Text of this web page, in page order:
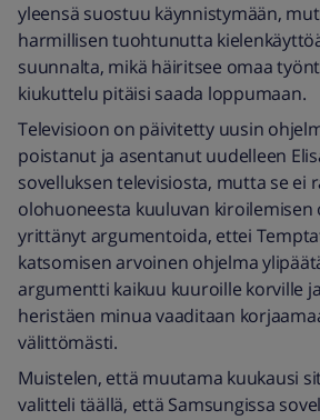
yleensä suostuu käynnistymään,
harmillisen tuohtunutta
suunnalta, mikä häiritsee omaa
kiukuttelu pitäisi saada loppumaan.
Televisioon on päivitetty uusin
poistanut ja asentanut uudelleen
sovelluksen televisiosta, mutta se ei
olohuoneesta kuuluvan kiroilemisen
yrittänyt argumentoida, ettei
katsomisen arvoinen ohjelma
argumentti kaikuu kuuroille korville
heristäen minua vaaditaan
välittömästi.
Muistelen, että muutama kuukausi
valitteli täällä, että Samsungissa